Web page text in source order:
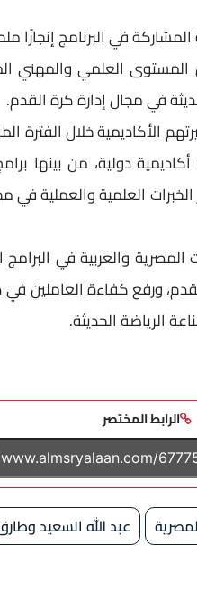
في البرنامج إنجازًا
العلمي والمهني
في مجال إدارة كرة القدم.
الأكاديمية خلال الفترة
دولية، من بينها
العلمية والعملية في
والعربية في
ورفع كفاءة العاملين
الرياضة الحديثة.
الرابط المختصر
عبد الله السعيد